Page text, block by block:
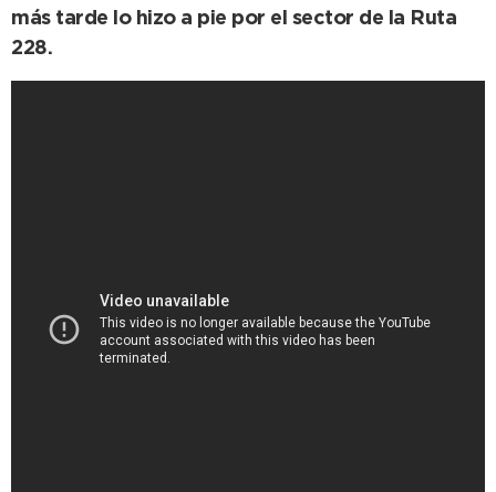
más tarde lo hizo a pie por el sector de la Ruta
228.